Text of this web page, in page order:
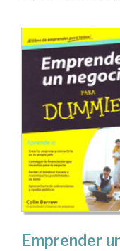
Emprender